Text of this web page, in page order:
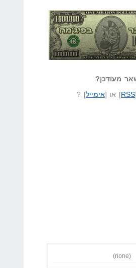
שאל שאלהמעודכן?
RSS] או [אימייל] ?
(none)